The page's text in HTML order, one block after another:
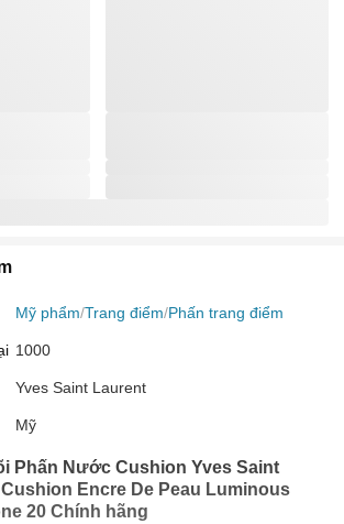
Mỹ phẩm Trang điểm Phấn trang điểm
1000
Yves Saint Laurent
Mỹ
Phấn Nước Cushion Yves Saint
Encre De Peau Luminous
20 Chính hãng